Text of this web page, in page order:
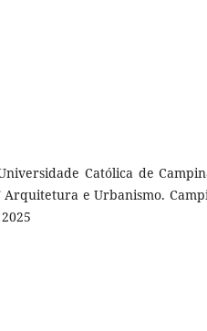
Católica de
e Urbanismo.